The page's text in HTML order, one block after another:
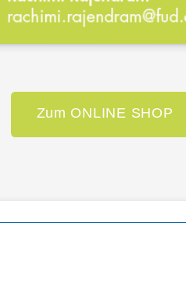
Zum ONLINE SHOP